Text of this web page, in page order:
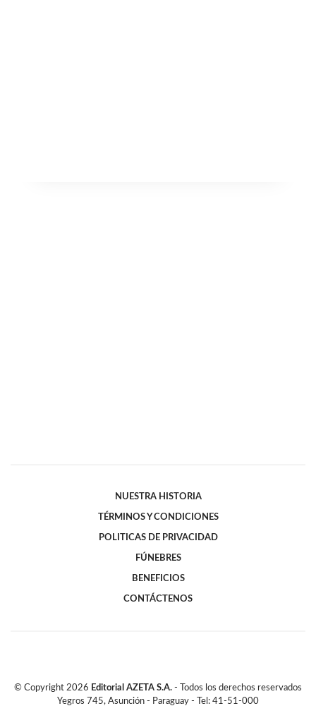
NUESTRA HISTORIA
TÉRMINOS Y CONDICIONES
POLITICAS DE PRIVACIDAD
FÚNEBRES
BENEFICIOS
CONTÁCTENOS
© Copyright 2026 Editorial AZETA S.A. - Todos los derechos reservados
Yegros 745, Asunción - Paraguay - Tel: 41-51-000